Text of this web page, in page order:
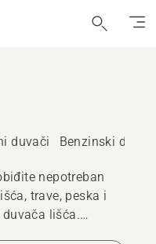
duvači Benzinski
nepotreban
trave, peska i
lišća.